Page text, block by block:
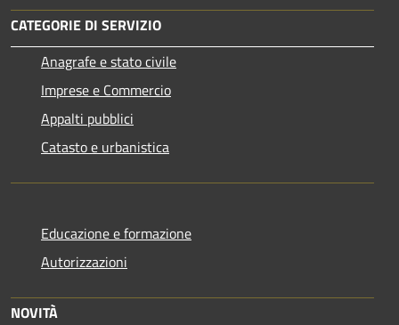
CATEGORIE DI SERVIZIO
Anagrafe e stato civile
Imprese e Commercio
Appalti pubblici
Catasto e urbanistica
Educazione e formazione
Autorizzazioni
NOVITÀ